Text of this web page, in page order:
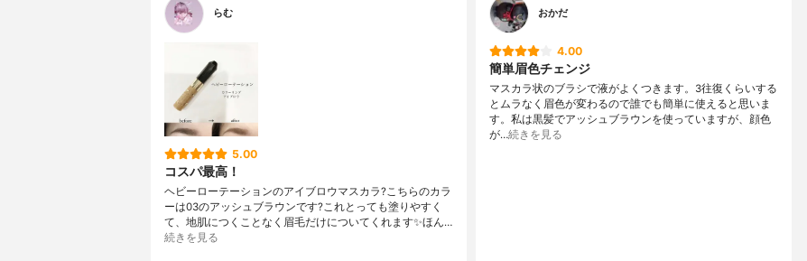
らむ
5.00
コスパ最高！
ヘビーローテーションのアイブロウマスカラ?こちらのカラ
ーは03のアッシュブラウンです?これとっても塗りやすく
て、地肌につくことなく眉毛だけについてくれます✨ほん…
続きを見る
おかだ
4.00
簡単眉色チェンジ
マスカラ状のブラシで液がよくつきます。3往復くらいする
とムラなく眉色が変わるので誰でも簡単に使えると思いま
す。私は黒髪でアッシュブラウンを使っていますが、顔色
が…続きを見る